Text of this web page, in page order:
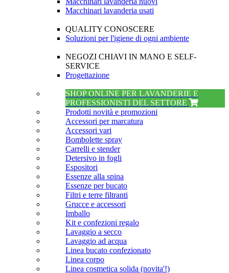
Macchinari lavanderia usati
QUALITY CONOSCERE
Soluzioni per l'igiene di ogni ambiente
NEGOZI CHIAVI IN MANO E SELF-
SERVICE
Progettazione
SHOP ONLINE PER LAVANDERIE E
PROFESSIONISTI DEL SETTORE
Prodotti novità e promozioni
Accessori per marcatura
Accessori vari
Bombolette spray
Carrelli e stender
Detersivo in fogli
Espositori
Essenze alla spina
Essenze per bucato
Filtri e terre filtranti
Grucce e accessori
Imballo
Kit e confezioni regalo
Lavaggio a secco
Lavaggio ad acqua
Linea bucato confezionato
Linea corpo
Linea cosmetica solida (novita'!)